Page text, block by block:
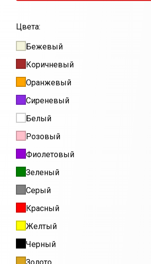
Цвета:
Бежевый
Коричневый
Оранжевый
Сиреневый
Белый
Розовый
Фиолетовый
Зеленый
Серый
Красный
Желтый
Черный